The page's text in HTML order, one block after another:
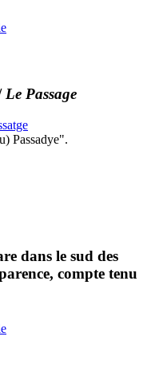
Le Passage
Passadye".
dans le sud des
compte tenu